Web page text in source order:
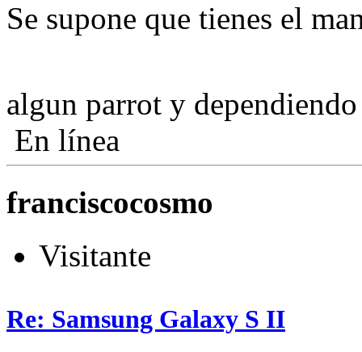
Se supone que tienes el
algun parrot y
En línea
franciscocosmo
Visitante
Re: Samsung Galaxy S II